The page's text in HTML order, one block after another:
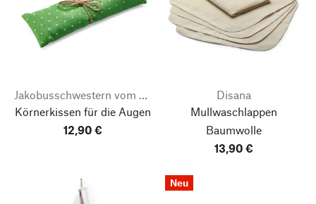
Jakobusschwestern vom kostbaren Gewand Jesu
Körnerkissen für die Augen
12,90 €
Disana
Mullwaschlappen
Baumwolle
13,90 €
Neu